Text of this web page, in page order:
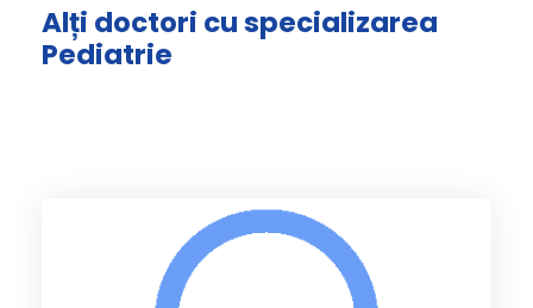
Alți doctori cu specializarea
Pediatrie